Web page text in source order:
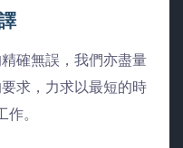
確無誤，我們亦盡量
求，力求以最短的時
。